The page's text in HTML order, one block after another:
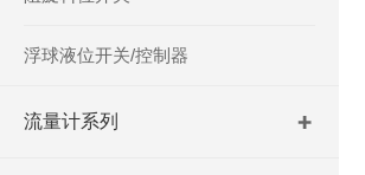
浮球液位开关/控制器
流量计系列